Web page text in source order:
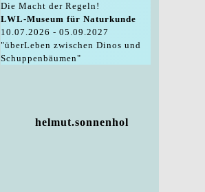
Die Macht der Regeln!
LWL-Museum für Naturkunde
10.07.2026 - 05.09.2027
"überLeben zwischen Dinos und
Schuppenbäumen"
helmut.sonnenhol